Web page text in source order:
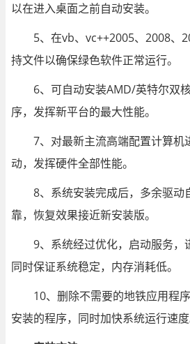
以在进入桌面之前自动安装。
5、在vb、vc++2005、2008、
持文件以确保绿色软件正常运行。
6、可自动安装AMD/英特尔双核
序，发挥新平台的最大性能。
7、对最新主流高端配置计算机
动，发挥硬件全部性能。
8、系统安装完成后，多余驱动
靠，恢复效果接近新安装版。
9、系统经过优化，启动服务，
同时保证系统稳定，内存消耗低。
10、删除不需要的地铁应用程序
安装的程序，同时加快系统运行速度